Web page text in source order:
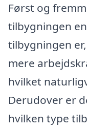
Først og
tilbygningen
tilbygningen
mere
hvilket
Derudover er
hvilken type